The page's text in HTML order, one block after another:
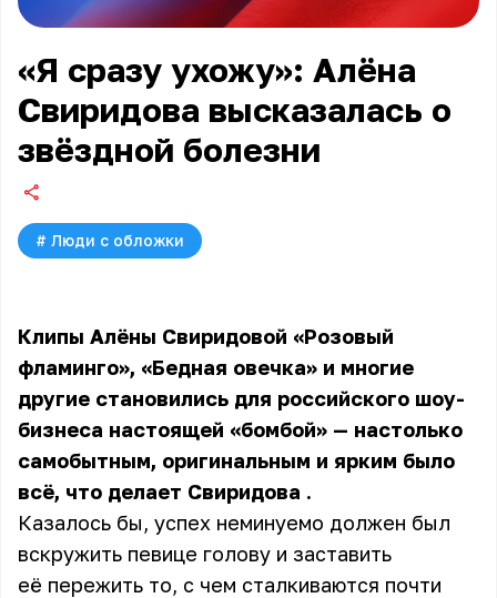
«Я сразу ухожу»: Алёна
Свиридова высказалась о
звёздной болезни
# Люди с обложки
Клипы Алёны Свиридовой «Розовый
фламинго», «Бедная овечка» и многие
другие становились для российского шоу-
бизнеса настоящей «бомбой» — настолько
самобытным, оригинальным и ярким было
всё, что делает Свиридова .
Казалось бы, успех неминуемо должен был
вскружить певице голову и заставить
её пережить то, с чем сталкиваются почти